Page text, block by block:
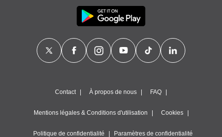
Contact À propos de nous FAQ
Mentions légales & Conditions d'utilisation Cookies
Politique de confidentialité Paramètres de confidentialité